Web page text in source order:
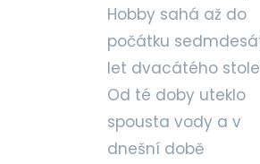
Hobby sahá až do
počátku
let dvacátého
Od té doby uteklo
spousta vody a v
dnešní době